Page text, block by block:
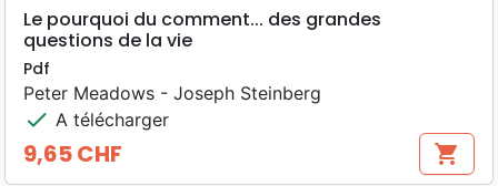
Le pourquoi du comment... des grandes
questions de la vie
Pdf
Peter Meadows - Joseph Steinberg
check A télécharger
Prix
9,65 CHF shopping_cart